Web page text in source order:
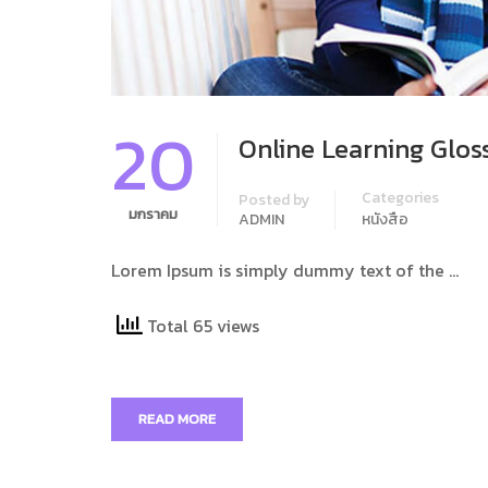
20
มกราคม
Online Learning
Posted by
ADMIN
Categories
หนังสือ
Lorem Ipsum is simply dummy text of the …
Total 65 views
READ MORE